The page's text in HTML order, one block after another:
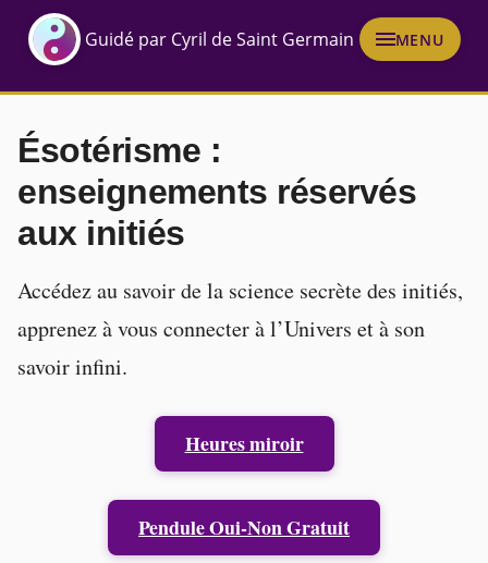
Guidé par Cyril de Saint Germain MENU
Ésotérisme :
enseignements réservés
aux initiés
Accédez au savoir de la science secrète des initiés,
apprenez à vous connecter à l’Univers et à son
savoir infini.
Heures miroir
Pendule Oui-Non Gratuit